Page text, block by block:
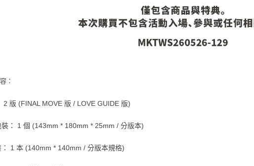
：
2 版 (FINAL MOVE 版 / LOVE GUIDE 版)
裝： 1 個 (143mm * 180mm * 25mm / 分版本)
： 1 本 (140mm * 140mm / 分版本規格)